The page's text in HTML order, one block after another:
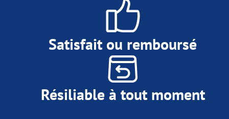
Satisfait ou remboursé
Résiliable à tout moment